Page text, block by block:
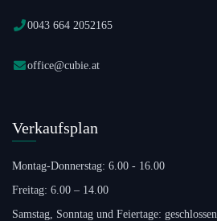
0043 664 2052165
office@cubie.at
Verkaufsplan
Montag-Donnerstag: 6.00 - 16.00
Freitag: 6.00 – 14.00
Samstag, Sonntag und Feiertage: geschlossen